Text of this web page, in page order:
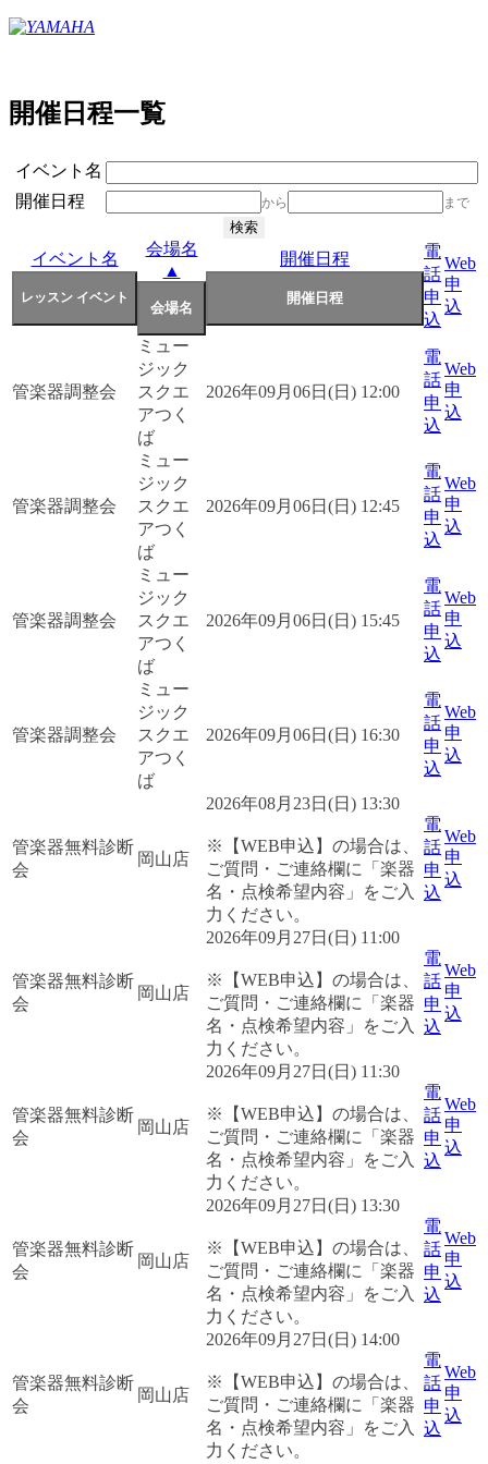
開催日程一覧
イベント名
開催日程
から まで
イベント名
会場名
▲
開催日程
電
話
申
込
Web
申
込
管楽器調整会
ミュー
ジック
スクエ
アつく
ば
2026年09月06日(日) 12:00
電
話
申
込
Web
申
込
管楽器調整会
ミュー
ジック
スクエ
アつく
ば
2026年09月06日(日) 12:45
電
話
申
込
Web
申
込
管楽器調整会
ミュー
ジック
スクエ
アつく
ば
2026年09月06日(日) 15:45
電
話
申
込
Web
申
込
管楽器調整会
ミュー
ジック
スクエ
アつく
ば
2026年09月06日(日) 16:30
電
話
申
込
Web
申
込
管楽器無料診断
会
岡山店
2026年08月23日(日) 13:30
※【WEB申込】の場合は、
ご質問・ご連絡欄に「楽器
名・点検希望内容」をご入
力ください。
電
話
申
込
Web
申
込
管楽器無料診断
会
岡山店
2026年09月27日(日) 11:00
※【WEB申込】の場合は、
ご質問・ご連絡欄に「楽器
名・点検希望内容」をご入
力ください。
電
話
申
込
Web
申
込
管楽器無料診断
会
岡山店
2026年09月27日(日) 11:30
※【WEB申込】の場合は、
ご質問・ご連絡欄に「楽器
名・点検希望内容」をご入
力ください。
電
話
申
込
Web
申
込
管楽器無料診断
会
岡山店
2026年09月27日(日) 13:30
※【WEB申込】の場合は、
ご質問・ご連絡欄に「楽器
名・点検希望内容」をご入
力ください。
電
話
申
込
Web
申
込
管楽器無料診断
会
岡山店
2026年09月27日(日) 14:00
※【WEB申込】の場合は、
ご質問・ご連絡欄に「楽器
名・点検希望内容」をご入
力ください。
電
話
申
込
Web
申
込